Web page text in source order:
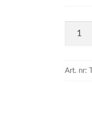
Art. nr: